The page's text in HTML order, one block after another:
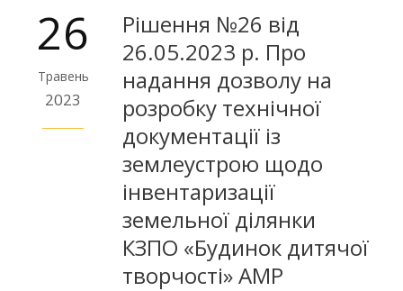
26
Травень
2023
Рішення №26 від
26.05.2023 р. Про
надання дозволу на
розробку технічної
документації із
землеустрою щодо
інвентаризації
земельної ділянки
КЗПО «Будинок дитячої
творчості» АМР